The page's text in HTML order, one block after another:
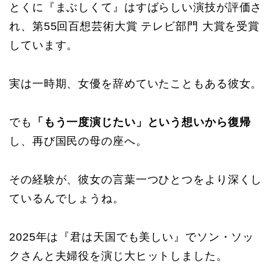
とくに『まぶしくて』はすばらしい演技が評価さ
れ、第55回百想芸術大賞 テレビ部門 大賞を受賞
しています。
実は一時期、女優を辞めていたこともある彼女。
でも
「もう一度演じたい」という想いから復帰
し、再び国民の母の座へ。
その経験が、彼女の言葉一つひとつをより深くし
ているんでしょうね。
2025年は『君は天国でも美しい』でソン・ソッ
クさんと夫婦役を演じ大ヒットしました。